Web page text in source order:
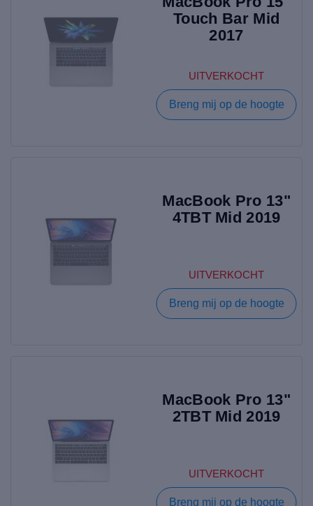
Touch Bar Mid
2017
UITVERKOCHT
Breng mij op de hoogte
MacBook Pro 13"
4TBT Mid 2019
UITVERKOCHT
Breng mij op de hoogte
MacBook Pro 13"
2TBT Mid 2019
UITVERKOCHT
Breng mij op de hoogte